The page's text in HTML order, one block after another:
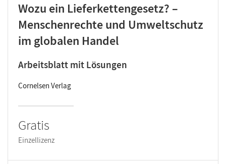
Wozu ein Lieferkettengesetz? –
Menschenrechte und Umweltschutz
im globalen Handel
Arbeitsblatt mit Lösungen
Cornelsen Verlag
Gratis
Einzellizenz